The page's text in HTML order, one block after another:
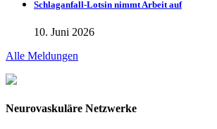
Schlaganfall-Lotsin nimmt Arbeit auf
10. Juni 2026
Alle Meldungen
Neurovaskuläre Netzwerke